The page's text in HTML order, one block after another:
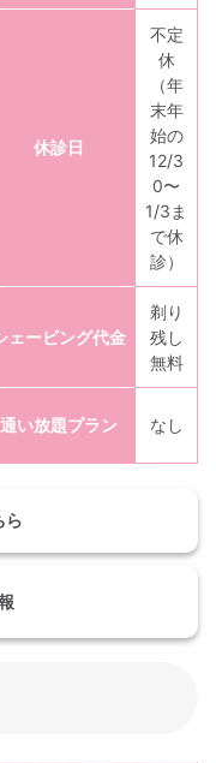
休診日
不定
休
（年
末年
始の
12/3
0〜
1/3ま
で休
診）
ェービング代金
剃り
残し
無料
通い放題プラン なし
ら